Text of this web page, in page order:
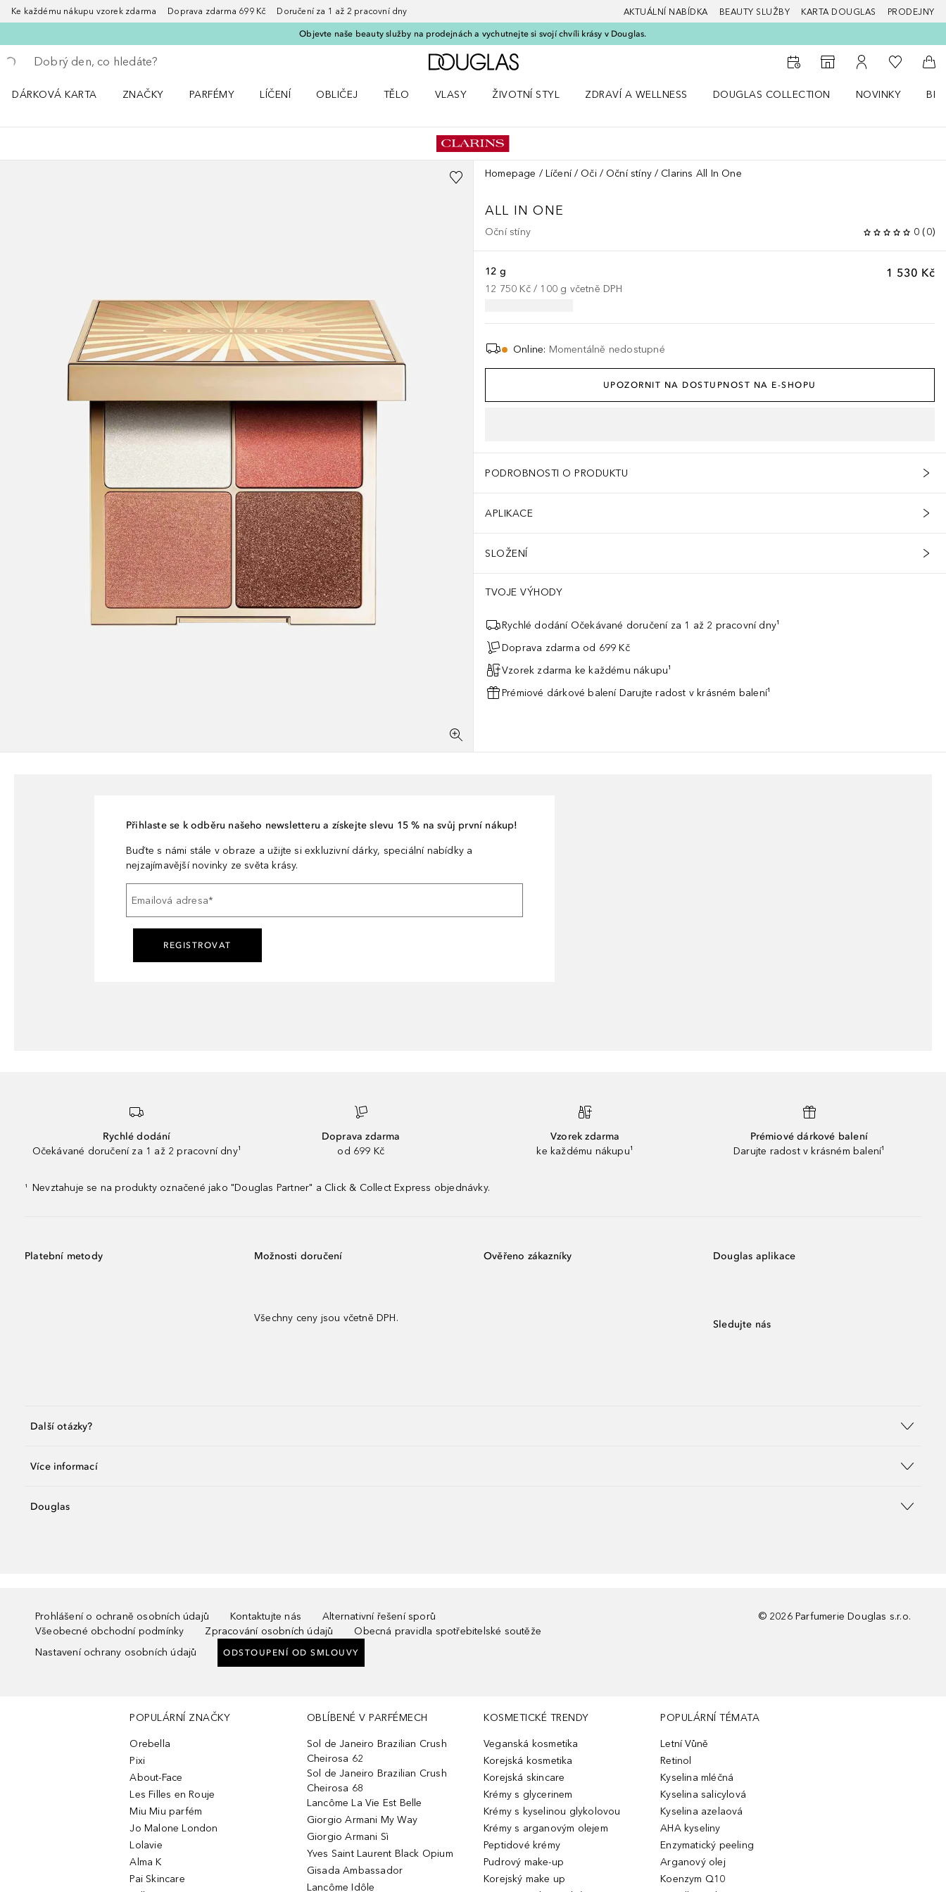
Ke každému nákupu vzorek zdarma Doprava zdarma 699 Kč Doručení za 1 až 2 pracovní dny AKTUÁLNÍ NABÍDKA BEAUTY SLUŽBY KARTA DOUGLAS PRODEJNY
Objevte naše beauty služby na prodejnách a vychutnejte si svojí chvíli krásy v Douglas.
Vraťte se
Proveďte vyhledávání
Domů
K vyhledávači prodejen
K mému účtu
K mému
Do
DÁRKOVÁ KARTA
ZNAČKY
PARFÉMY
LÍČENÍ
OBLIČEJ
TĚLO
VLASY
ŽIVOTNÍ STYL
ZDRAVÍ A WELLNESS
DOUGLAS COLLECTION
NOVINKY
Homepage Líčení Oči Oční stíny Clarins All In One
ALL IN ONE
Oční stíny 0 (0)
1 530 Kč
12 g
12 750 Kč / 100 g včetně DPH
Online: Momentálně nedostupné
UPOZORNIT NA DOSTUPNOST NA E-SHOPU
PODROBNOSTI O PRODUKTU
APLIKACE
SLOŽENÍ
TVOJE VÝHODY
Rychlé dodání Očekávané doručení za 1 až 2 pracovní dny¹
Doprava zdarma od 699 Kč
Vzorek zdarma ke každému nákupu¹
Prémiové dárkové balení Darujte radost v krásném balení¹
Přihlaste se k odběru našeho newsletteru a získejte slevu 15 % na svůj první nákup!
Buďte s námi stále v obraze a užijte si exkluzivní dárky, speciální nabídky a
nejzajímavější novinky ze světa krásy.
Emailová adresa*
REGISTROVAT
Rychlé dodání
Očekávané doručení za 1 až 2 pracovní dny¹
Doprava zdarma
od 699 Kč
Vzorek zdarma
ke každému nákupu¹
Prémiové dárkové balení
Darujte radost v krásném balení¹
¹ Nevztahuje se na produkty označené jako "Douglas Partner" a Click & Collect Express objednávky.
Platební metody Možnosti doručení
Všechny ceny jsou včetně DPH.
Ověřeno zákazníky Douglas aplikace
Sledujte nás
Další otázky?
Více informací
Douglas
Prohlášení o ochraně osobních údajů Kontaktujte nás
Alternativní řešení sporů
Všeobecné obchodní podmínky
Zpracování osobních údajů
Obecná pravidla spotřebitelské soutěže
Nastavení ochrany osobních údajů
ODSTOUPENÍ OD SMLOUVY
© 2026 Parfumerie Douglas s.r.o.
POPULÁRNÍ ZNAČKY
Orebella
Pixi
About-Face
Les Filles en Rouje
Miu Miu parfém
Jo Malone London
Lolavie
Alma K
Pai Skincare
OBLÍBENÉ V PARFÉMECH
Sol de Janeiro Brazilian Crush
Cheirosa 62
Sol de Janeiro Brazilian Crush
Cheirosa 68
Lancôme La Vie Est Belle
Giorgio Armani My Way
Giorgio Armani Sì
Yves Saint Laurent Black Opium
Gisada Ambassador
Lancôme Idôle
KOSMETICKÉ TRENDY
Veganská kosmetika
Korejská kosmetika
Korejská skincare
Krémy s glycerinem
Krémy s kyselinou glykolovou
Krémy s arganovým olejem
Peptidové krémy
Pudrový make-up
Korejský make up
POPULÁRNÍ TÉMATA
Letní Vůně
Retinol
Kyselina mléčná
Kyselina salicylová
Kyselina azelaová
AHA kyseliny
Enzymatický peeling
Arganový olej
Koenzym Q10